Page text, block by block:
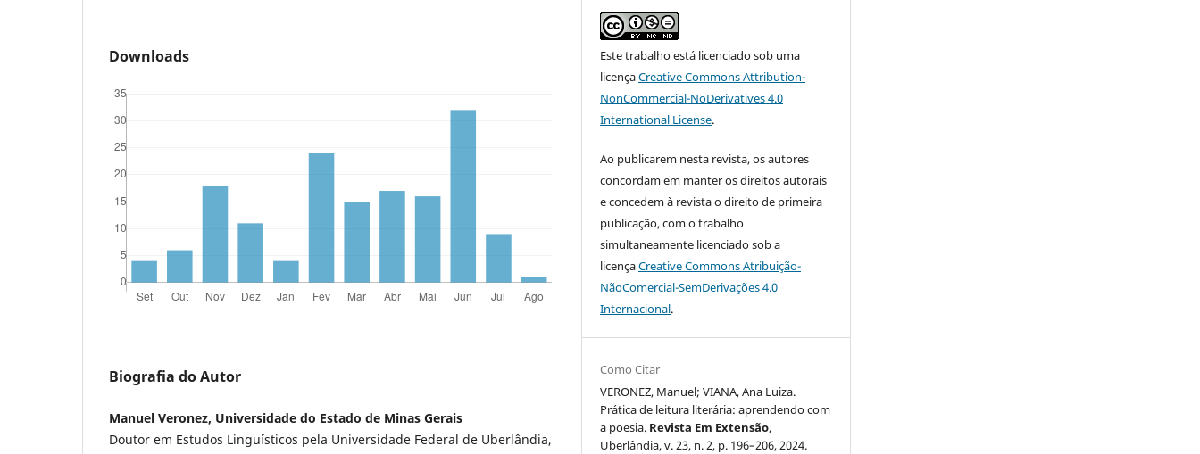
Downloads
Biografia do Autor
Manuel Veronez, Universidade do Estado de Minas Gerais
Doutor em Estudos Linguísticos pela Universidade Federal de Uberlândia,
Este trabalho está licenciado sob uma
licençaCreative Commons Attribution-
NonCommercial-NoDerivatives 4.0
International License.
Ao publicarem nesta revista, os autores
concordam em manter os direitos autorais
e concedem à revista o direito de primeira
publicação, com o trabalho
simultaneamente licenciado sob a
licençaCreative Commons Atribuição-
NãoComercial-SemDerivações 4.0
Internacional.
Como Citar
VERONEZ, Manuel; VIANA, Ana Luiza.
Prática de leitura literária: aprendendo com
a poesia. Revista Em Extensão,
Uberlândia, v. 23, n. 2, p. 196–206, 2024.